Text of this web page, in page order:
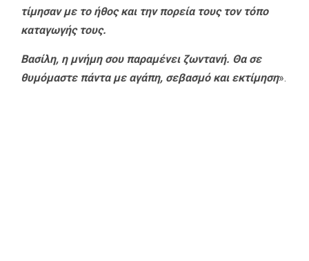
τίμησαν με το ήθος και την πορεία τους τον τόπο
καταγωγής τους.
Βασίλη, η μνήμη σου παραμένει ζωντανή. Θα σε
θυμόμαστε πάντα με αγάπη, σεβασμό και εκτίμηση».